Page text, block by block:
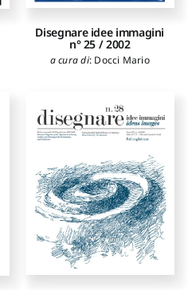
Disegnare idee immagini
n° 25 / 2002
a cura di: Docci Mario